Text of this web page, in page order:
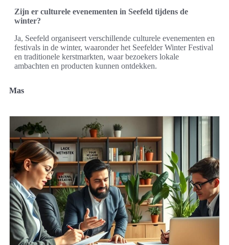
Zijn er culturele evenementen in Seefeld tijdens de
winter?
Ja, Seefeld organiseert verschillende culturele evenementen en
festivals in de winter, waaronder het Seefelder Winter Festival
en traditionele kerstmarkten, waar bezoekers lokale
ambachten en producten kunnen ontdekken.
Mas